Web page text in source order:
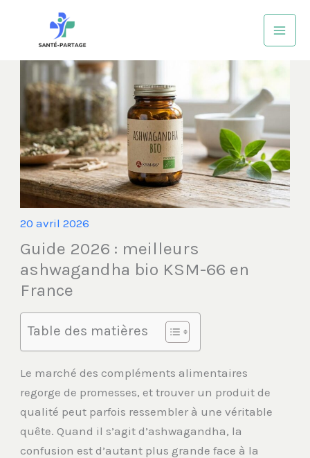
contenu
20 avril 2026
Guide 2026 : meilleurs
ashwagandha bio KSM-66 en
France
Table des matières
Le marché des compléments alimentaires
regorge de promesses, et trouver un produit de
qualité peut parfois ressembler à une véritable
quête. Quand il s’agit d’ashwagandha, la
confusion est d’autant plus grande face à la